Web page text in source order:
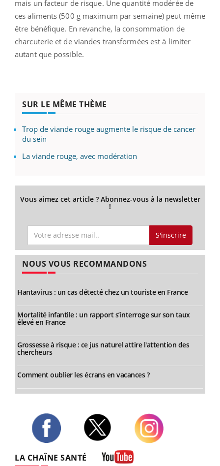
mais un facteur de risque. Une quantité modérée de
ces aliments (500 g maximum par semaine) peut même
être bénéfique. En revanche, la consommation de
charcuterie et de viandes transformées est à limiter
autant que possible.
SUR LE MÊME THÈME
Trop de viande rouge augmente le risque de cancer
du sein
La viande rouge, avec modération
Vous aimez cet article ? Abonnez-vous à la newsletter
!
S'inscrire
NOUS VOUS RECOMMANDONS
Hantavirus : un cas détecté chez un touriste en France
Mortalité infantile : un rapport s’interroge sur son taux
élevé en France
Grossesse à risque : ce jus naturel attire l'attention des
chercheurs
Comment oublier les écrans en vacances ?
LA CHAÎNE SANTÉ